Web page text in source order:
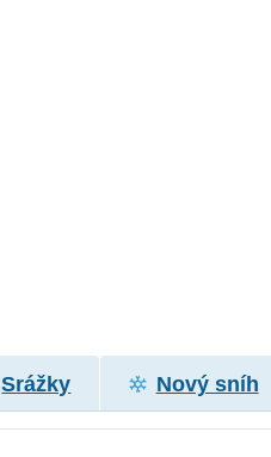
Srážky Nový sníh